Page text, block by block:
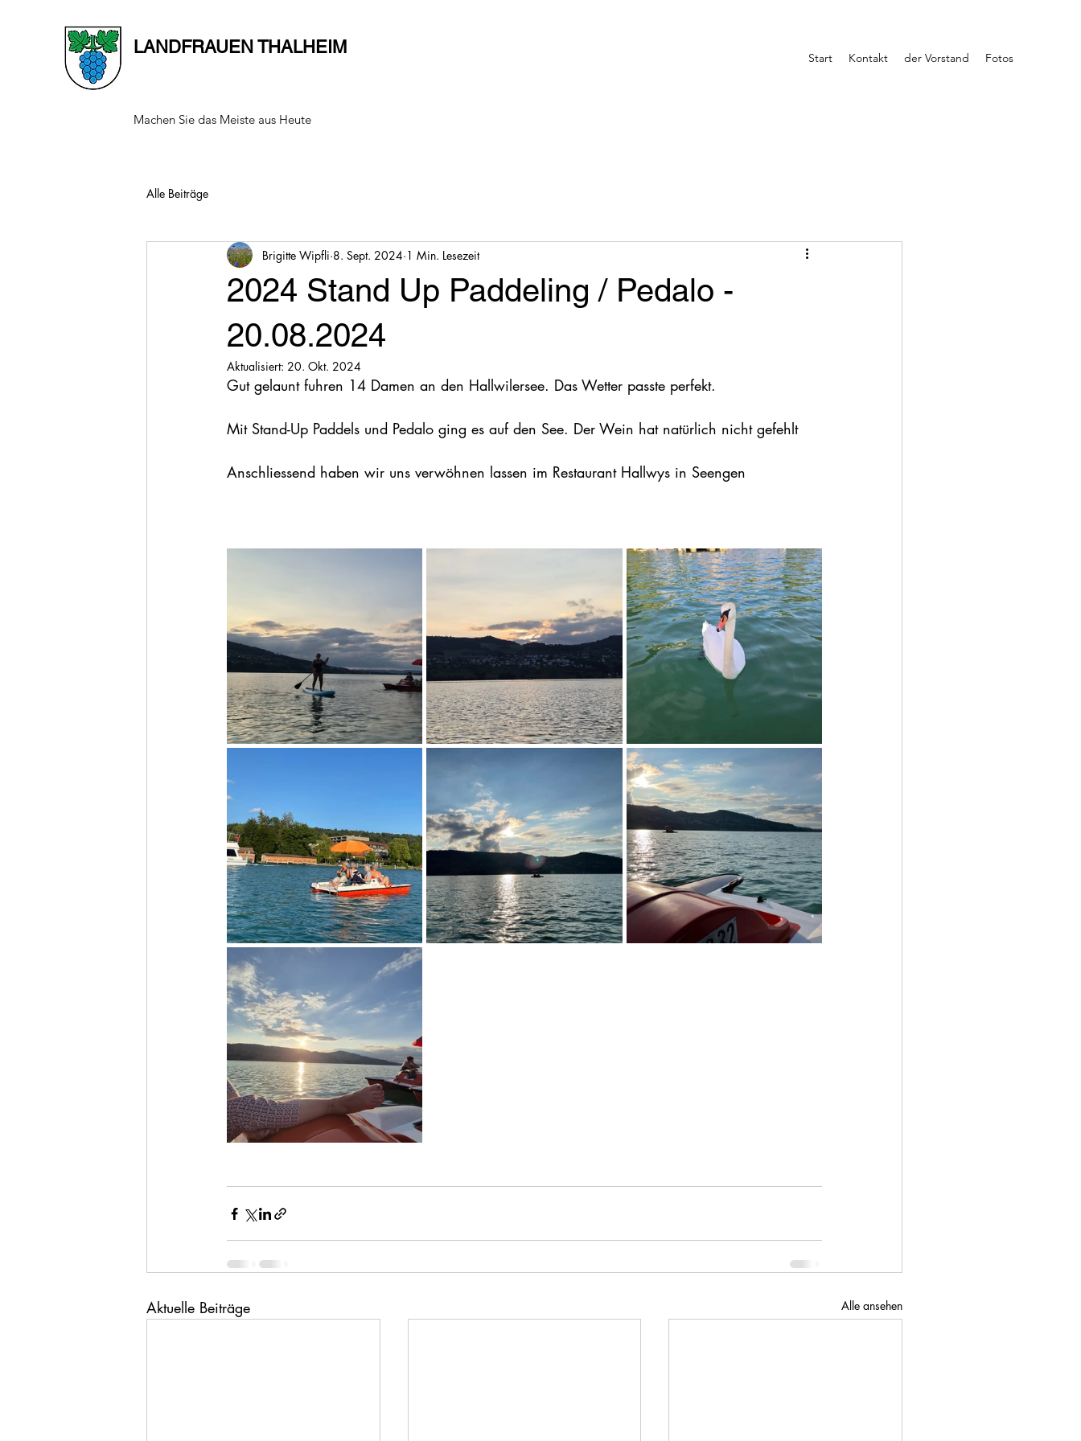
LANDFRAUEN THALHEIM
Machen Sie das Meiste aus Heute
Start Kontakt der Vorstand Fotos
Alle Beiträge
2024 Stand Up Paddeling / Pedalo -
20.08.2024
Brigitte Wipfli 8. Sept. 2024 1 Min. Lesezeit
Aktualisiert: 20. Okt. 2024
Gut gelaunt fuhren 14 Damen an den Hallwilersee. Das Wetter passte perfekt.
Mit Stand-Up Paddels und Pedalo ging es auf den See. Der Wein hat natürlich nicht gefehlt
Anschliessend haben wir uns verwöhnen lassen im Restaurant Hallwys in Seengen
Aktuelle Beiträge Alle ansehen